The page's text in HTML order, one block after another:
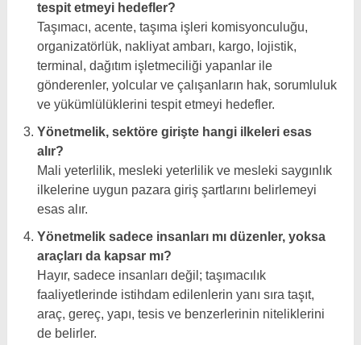
tespit etmeyi hedefler?
Taşımacı, acente, taşıma işleri komisyonculuğu,
organizatörlük, nakliyat ambarı, kargo, lojistik,
terminal, dağıtım işletmeciliği yapanlar ile
gönderenler, yolcular ve çalışanların hak, sorumluluk
ve yükümlülüklerini tespit etmeyi hedefler.
Yönetmelik, sektöre girişte hangi ilkeleri esas
alır?
Mali yeterlilik, mesleki yeterlilik ve mesleki saygınlık
ilkelerine uygun pazara giriş şartlarını belirlemeyi
esas alır.
Yönetmelik sadece insanları mı düzenler, yoksa
araçları da kapsar mı?
Hayır, sadece insanları değil; taşımacılık
faaliyetlerinde istihdam edilenlerin yanı sıra taşıt,
araç, gereç, yapı, tesis ve benzerlerinin niteliklerini
de belirler.